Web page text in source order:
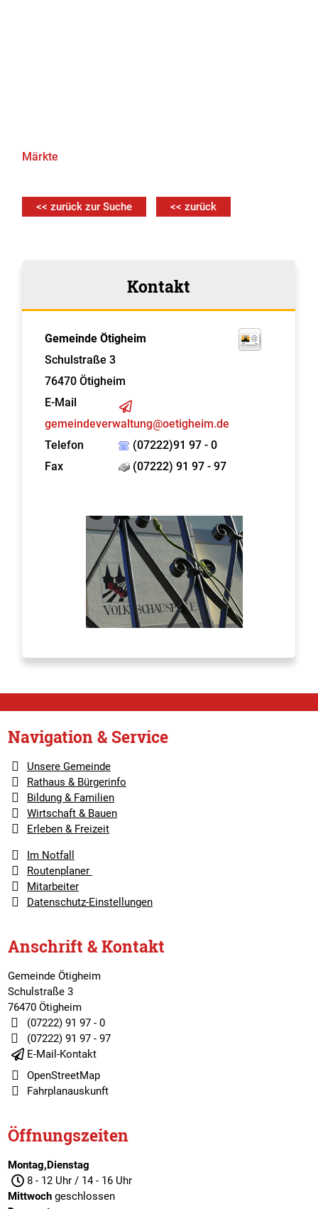
Märkte
<< zurück zur Suche << zurück
Kontakt
Gemeinde Ötigheim
Schulstraße 3
76470 Ötigheim
E-Mail
gemeindeverwaltung@oetigheim.de
Telefon
(07222)91 97 - 0
Fax
(07222) 91 97 - 97
Navigation & Service
Unsere Gemeinde
Rathaus & Bürgerinfo
Bildung & Familien
Wirtschaft & Bauen
Erleben & Freizeit
Im Notfall
Routenplaner
Mitarbeiter
Datenschutz-Einstellungen
Anschrift & Kontakt
Gemeinde Ötigheim
Schulstraße 3
76470 Ötigheim
(07222) 91 97 - 0
(07222) 91 97 - 97
E-Mail-Kontakt
OpenStreetMap
Fahrplanauskunft
Öffnungszeiten
Montag,Dienstag
8 - 12 Uhr / 14 - 16 Uhr
Mittwochgeschlossen